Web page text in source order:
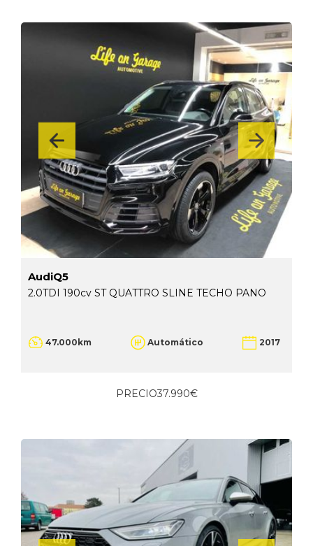
AudiQ5
2.0TDI 190cv ST QUATTRO SLINE TECHO PANO
47.000km Automático 2017
PRECIO37.990€